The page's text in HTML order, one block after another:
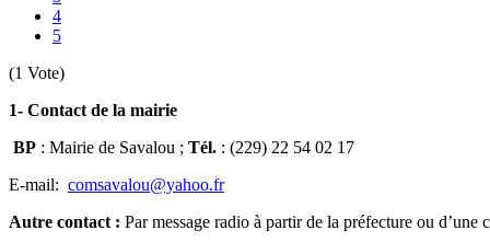
4
5
(1 Vote)
1- Contact de la mairie
BP : Mairie de Savalou ; Tél. : (229) 22 54 02 17
E-mail: comsavalou@yahoo.fr
Autre contact : Par message radio à partir de la préfecture ou